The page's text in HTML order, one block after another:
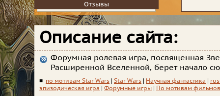
Отзывы
Отзывы
Описание сайта:
Форумная ролевая игра, посвященная
Расширенной Вселенной, берет начало
■ по мотивам Star Wars Star Wars Научная фантастика
эпизодическая игра
Форумные игры По мотивам фильмов